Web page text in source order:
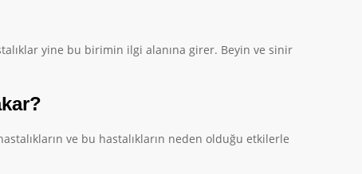
yine bu birimin ilgi alanına girer. Beyin ve sinir
ve bu hastalıkların neden olduğu etkilerle